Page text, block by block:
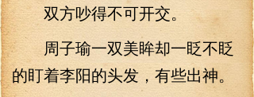
双方吵得不可开交。
周子瑜一双美眸却一眨不眨
的盯着李阳的头发，有些出神。